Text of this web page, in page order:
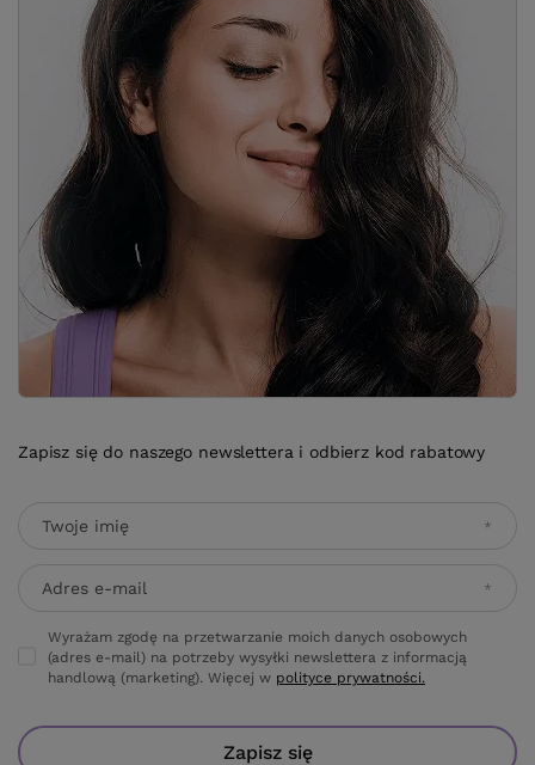
Zapisz się do naszego newslettera i odbierz kod rabatowy
Twoje imię
Adres e-mail
Wyrażam zgodę na przetwarzanie moich danych osobowych
(adres e-mail) na potrzeby wysyłki newslettera z informacją
handlową (marketing). Więcej w polityce prywatności.
Zapisz się